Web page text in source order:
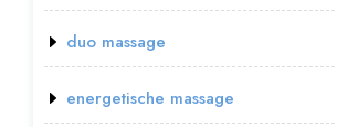
duo massage
energetische massage